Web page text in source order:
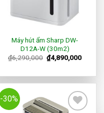
Máy hút ẩm Sharp DW-
D12A-W (30m2)
₫6,290,000 ₫4,890,000
-30%